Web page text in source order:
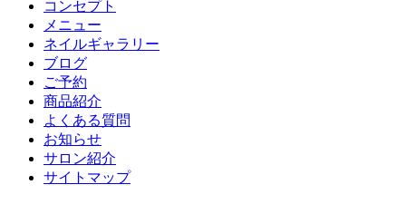
コンセプト
メニュー
ネイルギャラリー
ブログ
ご予約
商品紹介
よくある質問
お知らせ
サロン紹介
サイトマップ